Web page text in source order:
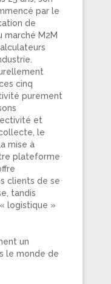
par le
de
marché M2M
cinq
purement
et
le
mise à
plateforme
clients de se
tandis
« logistique »
un
le monde de